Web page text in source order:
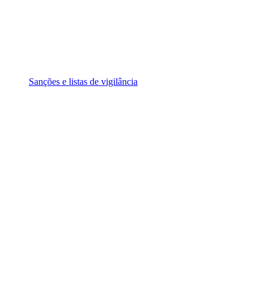
Sanções e listas de vigilância